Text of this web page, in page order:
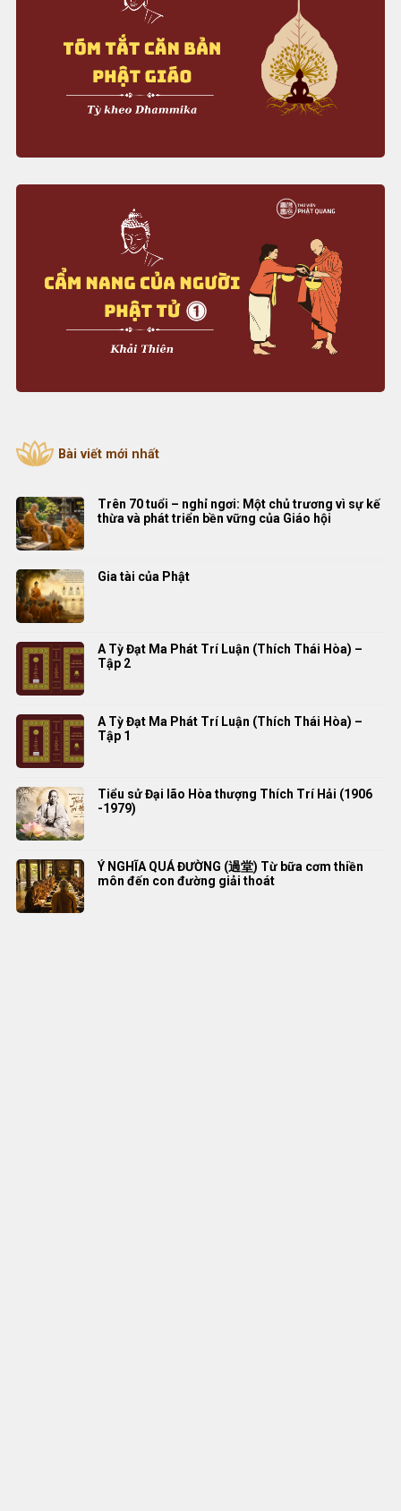
Bài viết mới nhất
Trên 70 tuổi – nghỉ ngơi: Một chủ trương vì sự kế
thừa và phát triển bền vững của Giáo hội
Gia tài của Phật
A Tỳ Đạt Ma Phát Trí Luận (Thích Thái Hòa) –
Tập 2
A Tỳ Đạt Ma Phát Trí Luận (Thích Thái Hòa) –
Tập 1
Tiểu sử Đại lão Hòa thượng Thích Trí Hải (1906
-1979)
Ý NGHĨA QUÁ ĐƯỜNG (過堂) Từ bữa cơm thiền
môn đến con đường giải thoát